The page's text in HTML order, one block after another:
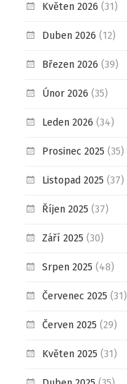
Květen 2026 (31)
Duben 2026 (12)
Březen 2026 (39)
Únor 2026 (35)
Leden 2026 (34)
Prosinec 2025 (35)
Listopad 2025 (37)
Říjen 2025 (37)
Září 2025 (30)
Srpen 2025 (48)
Červenec 2025 (31)
Červen 2025 (29)
Květen 2025 (31)